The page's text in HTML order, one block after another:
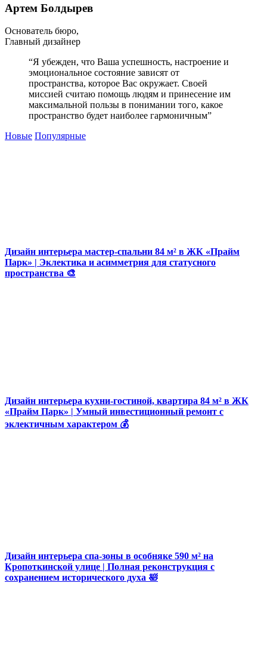
Артем Болдырев
Основатель бюро,
Главный дизайнер
“Я убежден, что Ваша успешность, настроение и
эмоциональное состояние зависят от
пространства, которое Вас окружает. Своей
миссией считаю помощь людям и принесение им
максимальной пользы в понимании того, какое
пространство будет наиболее гармоничным”
Новые Популярные
Дизайн интерьера мастер-спальни 84 м² в ЖК «Прайм
Парк» | Эклектика и асимметрия для статусного
пространства 🎨
Дизайн интерьера кухни-гостиной, квартира 84 м² в ЖК
«Прайм Парк» | Умный инвестиционный ремонт с
эклектичным характером 💰
Дизайн интерьера спа-зоны в особняке 590 м² на
Кропоткинской улице | Полная реконструкция с
сохранением исторического духа 🛀